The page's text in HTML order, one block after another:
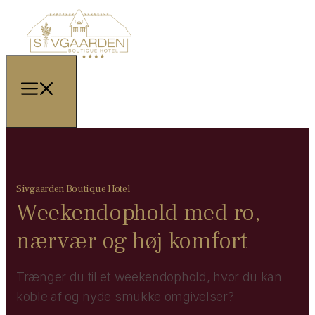
Sivgaarden Boutique Hotel
Weekendophold med ro,
nærvær og høj komfort
Trænger du til et weekendophold, hvor du kan
koble af og nyde smukke omgivelser?